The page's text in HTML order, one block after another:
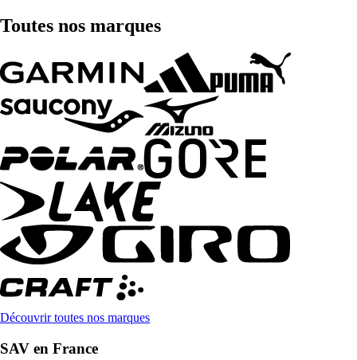
Toutes nos marques
Découvrir toutes nos marques
SAV en France